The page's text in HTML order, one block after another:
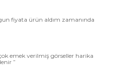
fiyata ürün aldım zamanında
emek verilmiş görseller harika
”